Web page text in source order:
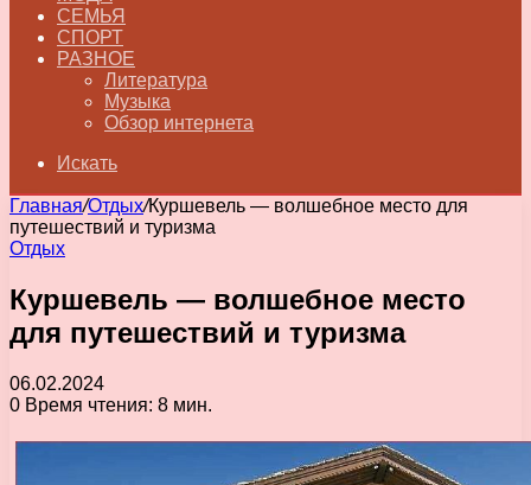
СЕМЬЯ
СПОРТ
РАЗНОЕ
Литература
Музыка
Обзор интернета
Искать
Главная/Отдых/Куршевель — волшебное место для
путешествий и туризма
Отдых
Куршевель — волшебное место
для путешествий и туризма
06.02.2024
0 Время чтения: 8 мин.